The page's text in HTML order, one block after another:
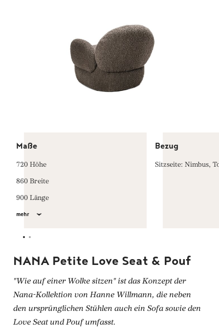
Maße
720 Höhe
860 Breite
900 Länge
mehr
Bezug
Sitzseite: Nimbus,
NANA Petite Love Seat & Pouf
"Wie auf einer Wolke sitzen" ist das Konzept der
Nana-Kollektion von Hanne Willmann, die neben
den ursprünglichen Stühlen auch ein Sofa sowie den
Love Seat und Pouf umfasst.